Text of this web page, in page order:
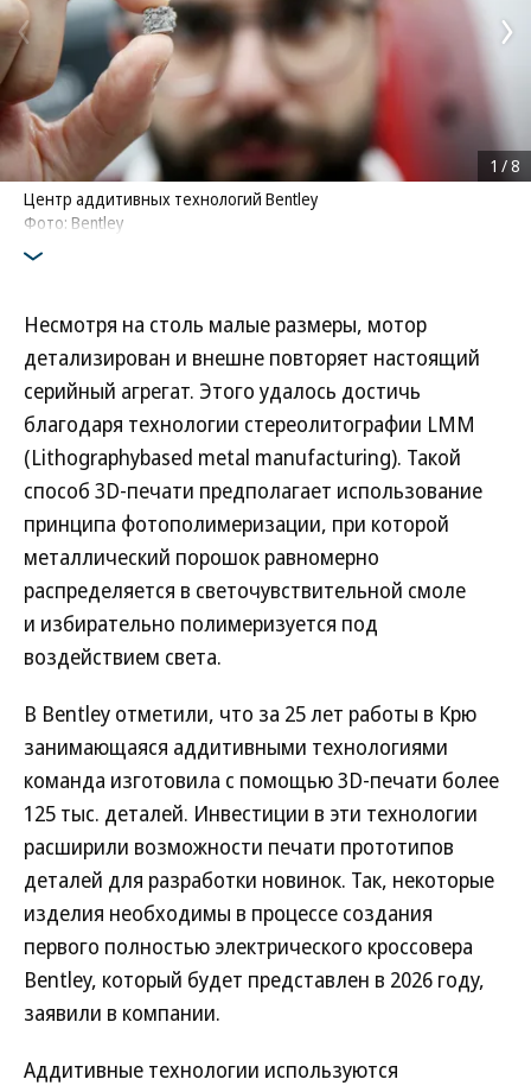
Центр аддитивных технологий Bentley
Фото: Bentley
1 /8
Несмотря на столь малые размеры, мотор
детализирован и внешне повторяет настоящий
серийный агрегат. Этого удалось достичь
благодаря технологии стереолитографии LMM
(Lithographybased metal manufacturing). Такой
способ 3D-печати предполагает использование
принципа фотополимеризации, при которой
металлический порошок равномерно
распределяется в светочувствительной смоле
и избирательно полимеризуется под
воздействием света.
В Bentley отметили, что за 25 лет работы в Крю
занимающаяся аддитивными технологиями
команда изготовила с помощью 3D-печати более
125 тыс. деталей. Инвестиции в эти технологии
расширили возможности печати прототипов
деталей для разработки новинок. Так, некоторые
изделия необходимы в процессе создания
первого полностью электрического кроссовера
Bentley, который будет представлен в 2026 году,
заявили в компании.
Аддитивные технологии используются